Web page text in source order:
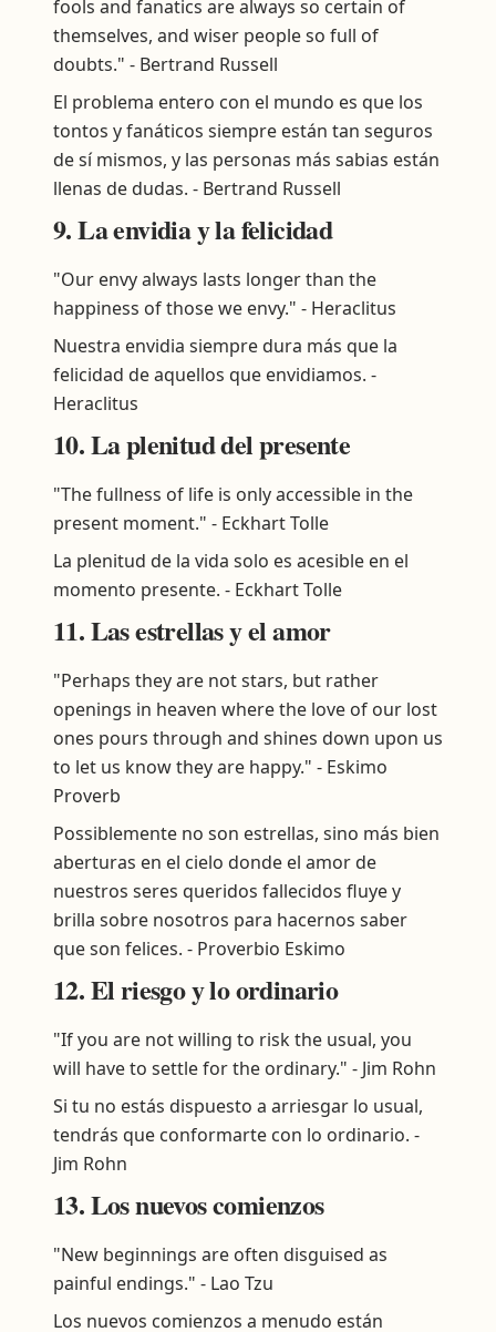
fools and fanatics are always so certain of
themselves, and wiser people so full of
doubts." - Bertrand Russell
El problema entero con el mundo es que los
tontos y fanáticos siempre están tan seguros
de sí mismos, y las personas más sabias están
llenas de dudas. - Bertrand Russell
9. La envidia y la felicidad
"Our envy always lasts longer than the
happiness of those we envy." - Heraclitus
Nuestra envidia siempre dura más que la
felicidad de aquellos que envidiamos. -
Heraclitus
10. La plenitud del presente
"The fullness of life is only accessible in the
present moment." - Eckhart Tolle
La plenitud de la vida solo es acesible en el
momento presente. - Eckhart Tolle
11. Las estrellas y el amor
"Perhaps they are not stars, but rather
openings in heaven where the love of our lost
ones pours through and shines down upon us
to let us know they are happy." - Eskimo
Proverb
Possiblemente no son estrellas, sino más bien
aberturas en el cielo donde el amor de
nuestros seres queridos fallecidos fluye y
brilla sobre nosotros para hacernos saber
que son felices. - Proverbio Eskimo
12. El riesgo y lo ordinario
"If you are not willing to risk the usual, you
will have to settle for the ordinary." - Jim Rohn
Si tu no estás dispuesto a arriesgar lo usual,
tendrás que conformarte con lo ordinario. -
Jim Rohn
13. Los nuevos comienzos
"New beginnings are often disguised as
painful endings." - Lao Tzu
Los nuevos comienzos a menudo están